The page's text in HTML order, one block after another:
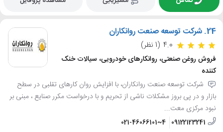
24. شرکت توسعه صنعت روانکاران
4.0 (1 نظر)
فروش روغن صنعتی، روانکارهای خودرویی، سیالات خنک
کننده
شرکت توسعه صنعت روانکاران، با افزایش روان کارهای تقلبی در سطح
بازار و در پی بروز مشکلات ناشی از تحریم و با درخواست مکرر صنایع ، مبنی بر
نبود مرکزی معت...
09122123241
021-46066101~4